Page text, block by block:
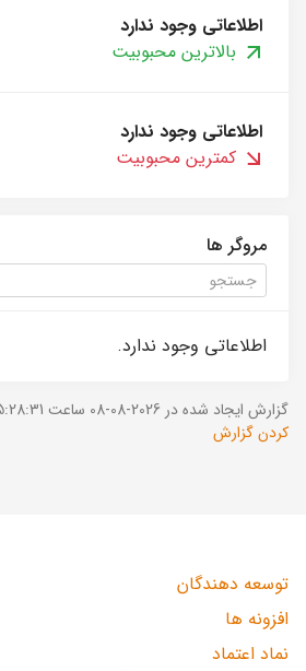
اطلاعاتی وجود ندارد
بالاترین محبوبیت
اطلاعاتی وجود ندارد
کمترین محبوبیت
مروگر ها
اطلاعاتی وجود ندارد.
گزارش ایجاد شده در 2026-08-08 ساعت 15:28:31 (UTC +03:30).
کردن گزارش
توسعه دهندگان
افزونه ها
نماد اعتماد